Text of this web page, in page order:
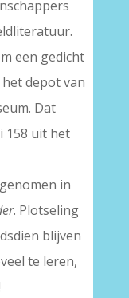
een gedicht
depot van
Dat
158 uit het
in
. Plotseling
blijven
te leren,